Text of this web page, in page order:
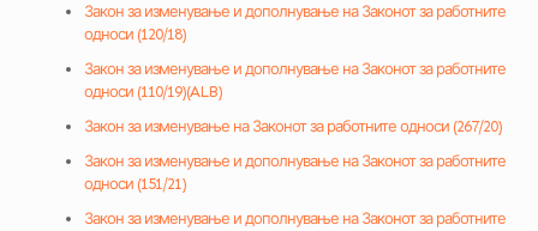
Закон за изменување и дополнување на Законот за работните
односи (120/18)
Закон за изменување и дополнување на Законот за работните
односи (110/19)(ALB)
Закон за изменување на Законот за работните односи (267/20)
Закон за изменување и дополнување на Законот за работните
односи (151/21)
Закон за изменување и дополнување на Законот за работните